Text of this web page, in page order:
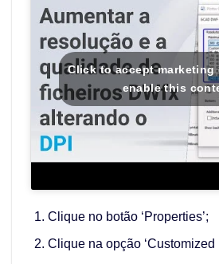
Click to accept marketing
enable this
Clique no botão ‘Properties’;
Clique na opção ‘Customized